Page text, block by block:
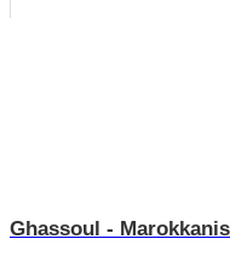
Ghassoul -